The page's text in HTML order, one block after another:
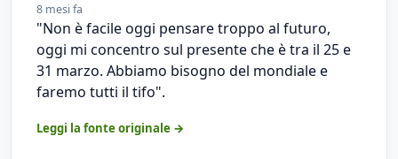
8 mesi fa
"Non è facile oggi pensare troppo al futuro,
oggi mi concentro sul presente che è tra il 25 e
31 marzo. Abbiamo bisogno del mondiale e
faremo tutti il tifo".
Leggi la fonte originale →